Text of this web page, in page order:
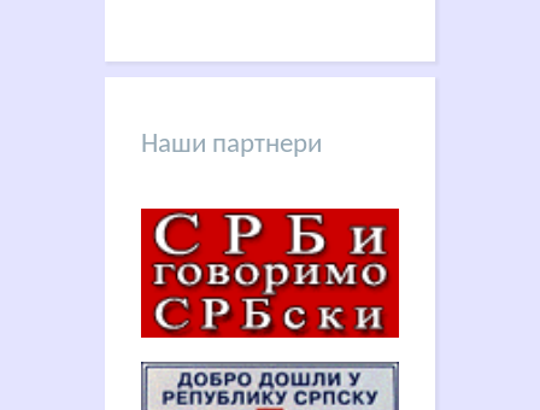
Наши партнери